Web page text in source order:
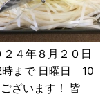
４年８月２０日
まで 日曜日 10
ざいます！ 皆